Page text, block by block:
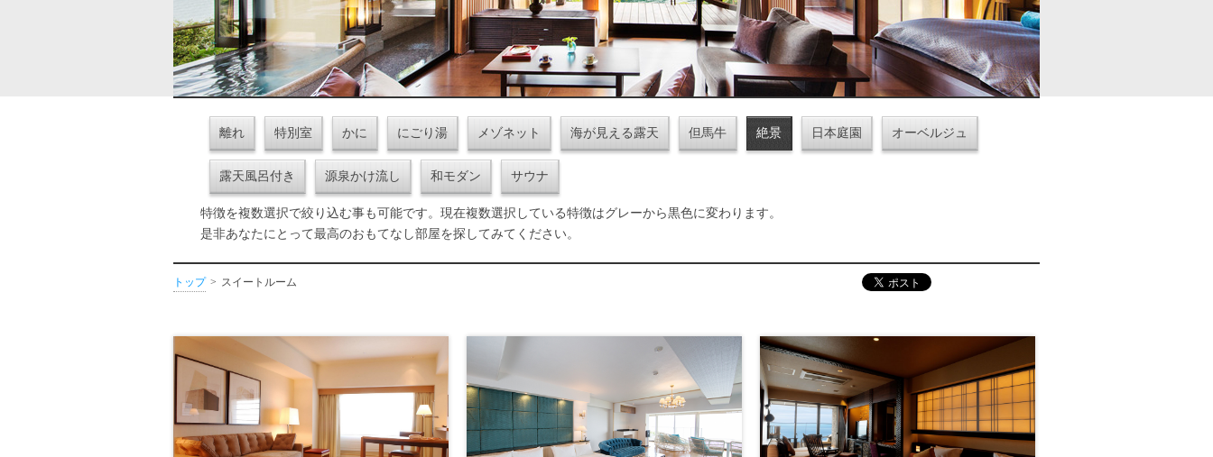
離れ 特別室 かに にごり湯 メゾネット 海が見える露天 但馬牛 絶景 日本庭園 オーベルジュ
露天風呂付き 源泉かけ流し 和モダン サウナ
特徴を複数選択で絞り込む事も可能です。現在複数選択している特徴はグレーから黒色に変わります。
是非あなたにとって最高のおもてなし部屋を探してみてください。
トップ スイートルーム